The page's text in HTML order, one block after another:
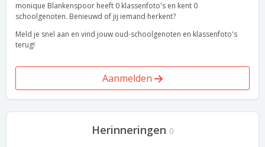
monique Blankenspoor heeft 0 klassenfoto's en kent 0
schoolgenoten. Benieuwd of jij iemand herkent?
Meld je snel aan en vind jouw oud-schoolgenoten en klassenfoto's
terug!
Aanmelden
Herinneringen 0